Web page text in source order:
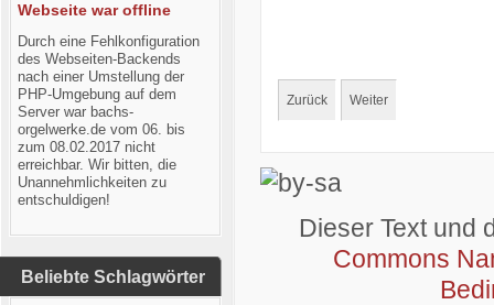
Webseite war offline
Durch eine Fehlkonfiguration
des Webseiten-Backends
nach einer Umstellung der
PHP-Umgebung auf dem
Server war bachs-
orgelwerke.de vom 06. bis
zum 08.02.2017 nicht
erreichbar. Wir bitten, die
Unannehmlichkeiten zu
entschuldigen!
Beliebte Schlagwörter
Zurück Weiter
Dieser Text und
Commons